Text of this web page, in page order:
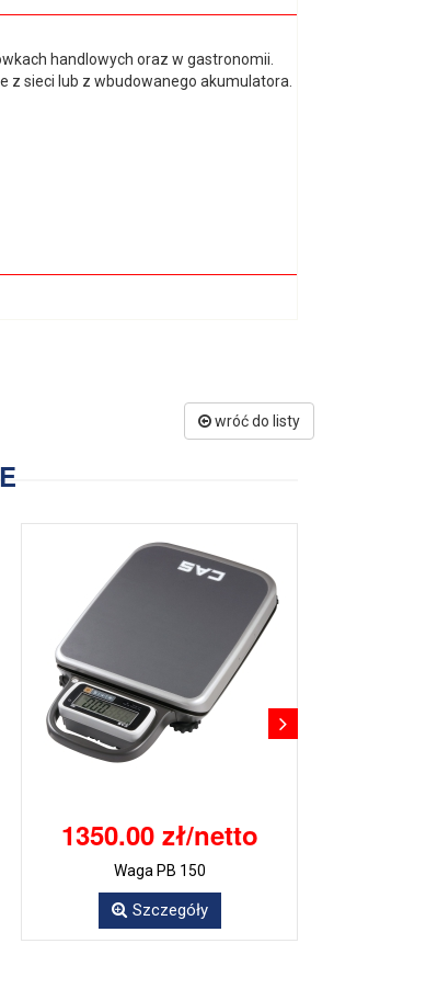
handlowych oraz w gastronomii.
z sieci lub z wbudowanego akumulatora.
wróć do listy
1350.00 zł/netto
Waga PB 150
Szczegóły